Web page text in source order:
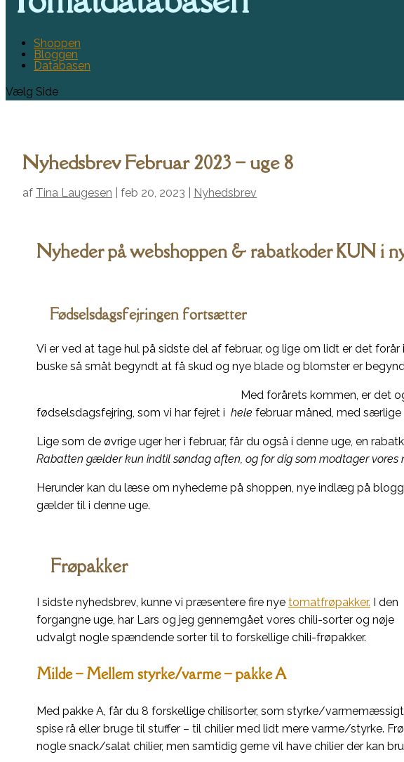
Shoppen
Bloggen
Databasen
Vælg Side
Nyhedsbrev Februar 2023 – uge 8
af Tina Laugesen feb 20, 2023 Nyhedsbrev
Nyheder på webshoppen & rabatkoder KUN i
Fødselsdagsfejringen fortsætter
Vi er ved at tage hul på sidste del af februar, og lige om lidt er det
buske så småt begyndt at få skud og nye blade og blomster er
Med forårets kommen, er det
fødselsdagsfejring, som vi har fejret i hele februar måned, med
Lige som de øvrige uger her i februar, får du også i denne uge, en
Rabatten gælder kun indtil søndag aften, og for dig som modtager vores
Herunder kan du læse om nyhederne på shoppen, nye indlæg på
gælder til i denne uge.
Frøpakker
I sidste nyhedsbrev, kunne vi præsentere fire nye tomatfrøpakker. I den
forgangne uge, har Lars og jeg gennemgået vores chili-sorter og nøje
udvalgt nogle spændende sorter til to forskellige chili-frøpakker.
Milde – Mellem styrke/varme – pakke A
Med pakke A, får du 8 forskellige chilisorter, som styrke/
spise rå eller bruge til stuffer – til chilier med lidt mere varme/styrke.
nogle snack/salat chilier, men samtidig gerne vil have chilier der kan